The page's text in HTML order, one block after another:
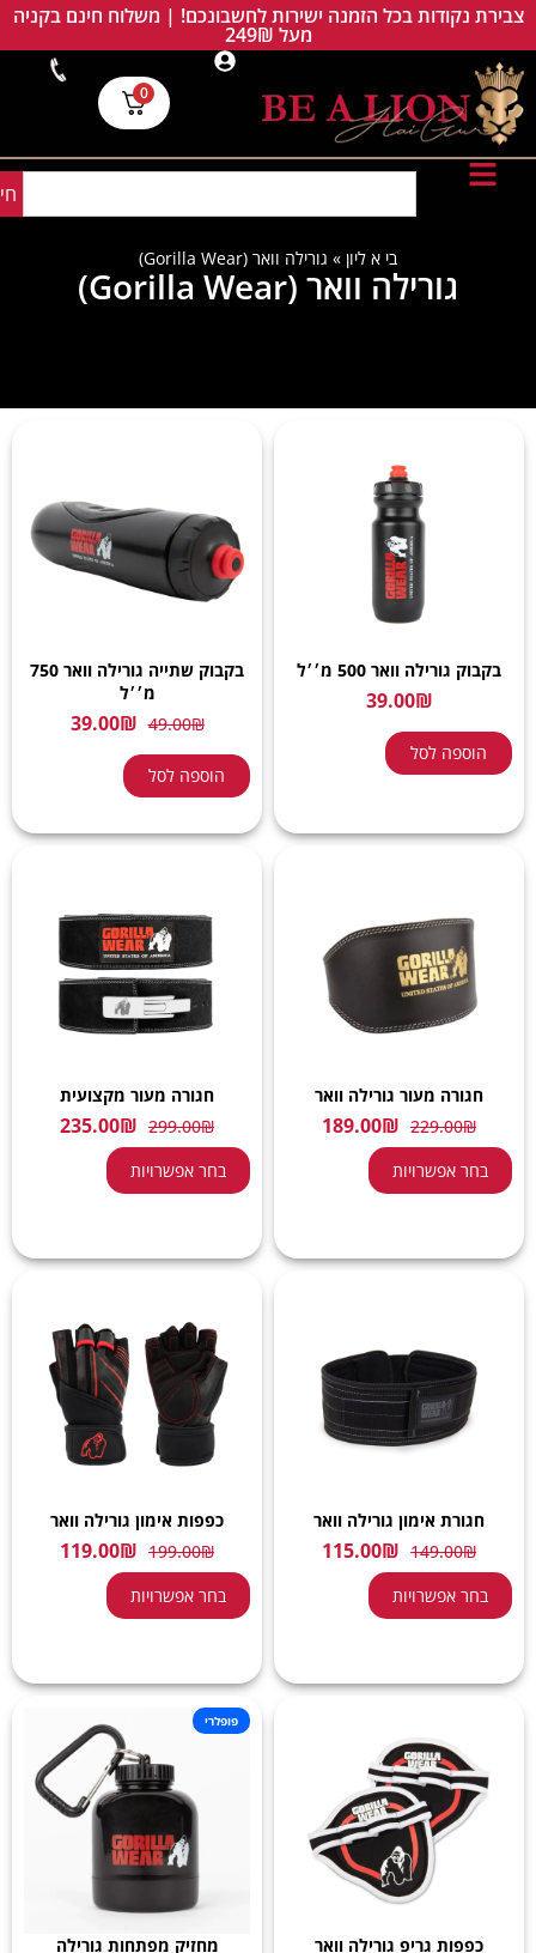
צבירת נקודות בכל הזמנה ישירות לחשבונכם! | משלוח חינם בקניה
מעל 249₪
0
בי א ליון » גורילה וואר (Gorilla Wear)
גורילה וואר (Gorilla Wear)
בקבוק גורילה וואר 500 מ׳׳ל
39.00₪
הוספה לסל
בקבוק שתייה גורילה וואר 750
מ׳׳ל
49.00₪
39.00₪
הוספה לסל
חגורה מעור גורילה וואר
229.00₪
189.00₪
בחר אפשרויות
חגורה מעור מקצועית
299.00₪
235.00₪
בחר אפשרויות
חגורת אימון גורילה וואר
149.00₪
115.00₪
בחר אפשרויות
כפפות אימון גורילה וואר
199.00₪
119.00₪
בחר אפשרויות
כפפות גריפ גורילה וואר
פופלרי
מחזיק מפתחות גורילה